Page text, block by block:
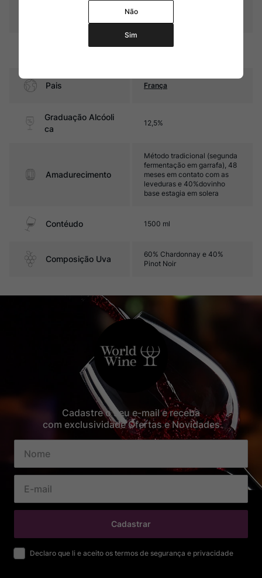
Pais França
Graduação Alcóoli
ca
12,5%
Amadurecimento
Método tradicional (segunda
fermentação em garrafa), 48
meses em contato com as
leveduras e 40%dovinho
base estagia em solera
Contéudo 1500 ml
Composição Uva
60% Chardonnay e 40%
Pinot Noir
Cadastre o seu e-mail e receba
com exclusividade Ofertas e Novidades
Cadastrar
Declaro que li e aceito os termos de segurança e privacidade
Não
Sim